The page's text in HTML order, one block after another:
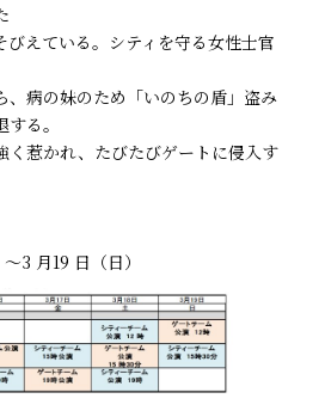
びえている。シティを守る女性士官
、病の妹のため「いのちの盾」盗み
る。
く惹かれ、たびたびゲートに侵入す
3 月19 日（日）